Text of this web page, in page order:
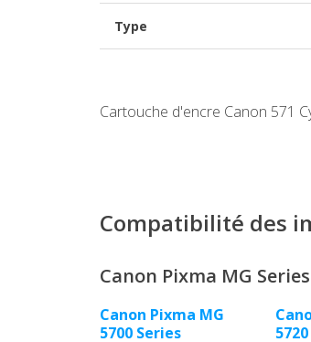
Type
Cartouche d'encre Canon 571
Compatibilité des
Canon Pixma MG Series
Canon Pixma MG
5700 Series
5720